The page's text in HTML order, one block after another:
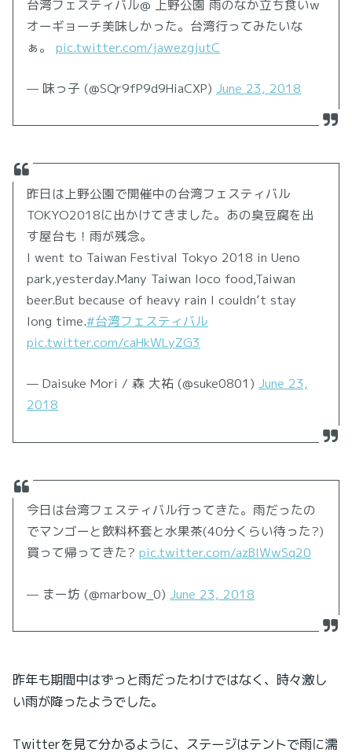
台湾フェスティバル@ 上野公園 雨のなか立ち食いw
オーギョーチ美味しかった。台湾行ってみたいな
ぁ。pic.twitter.com/jawezgjutC
— 味っ子 (@SQr9fP9d9HiaCXP)June 23, 2018
昨日は上野公園で開催中の台湾フェスティバル
TOKYO2018に出かけてきました。あの臭豆腐を出
す屋台も！雨が残念。
I went to Taiwan Festival Tokyo 2018 in Ueno
park,yesterday.Many Taiwan loco food,Taiwan
beer.But because of heavy rain I couldn’t stay
long time.#台湾フェスティバル
pic.twitter.com/caHkWLyZG3
— Daisuke Mori / 森 大祐 (@suke0801)June 23,
2018
今日は台湾フェスティバル行ってきた。雨だったの
でマンゴーと飲料杯套と水果茶(40分くらい待った?)
買って帰ってきた?pic.twitter.com/azBIWwSq20
— まー坊 (@marbow_0)June 23, 2018
昨年も期間中はずっと雨だったわけではなく、時々激し
い雨が降ったようでした。
Twitterを見て分かるように、ステージはテントで雨に濡